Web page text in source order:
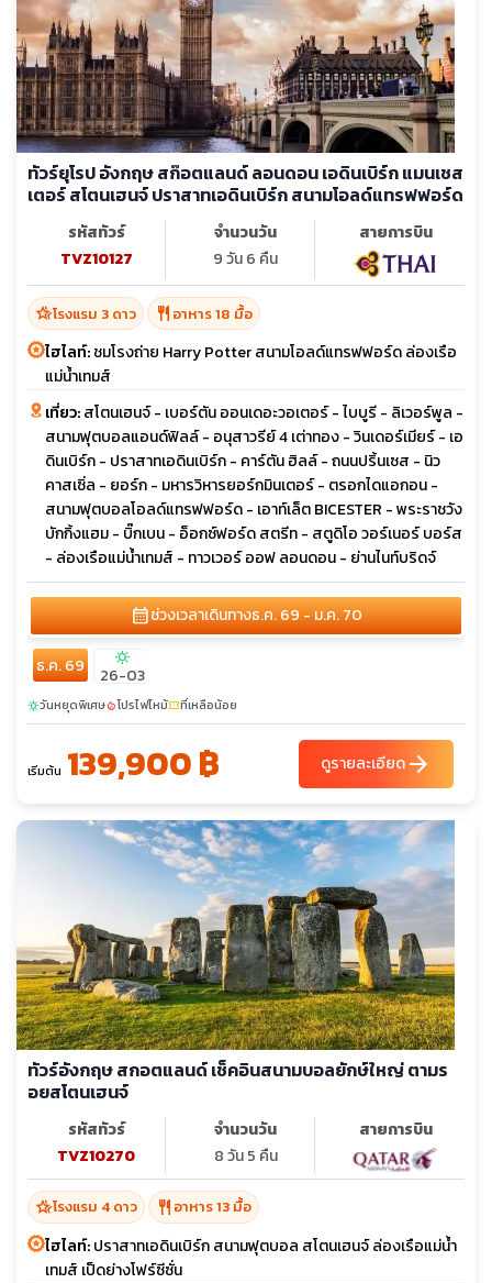
ก.ค. 70
23-02
ส.ค. 70
13-23
ก.ย. 70
17-27
ต.ค. 70
15-25
ทัวร์ยุโรป อังกฤษ สก๊อตแลนด์ ลอนดอน เอดินเบิร์ก แมนเชส
เตอร์ สโตนเฮนจ์ ปราสาทเอดินเบิร์ก สนามโอลด์แทรฟฟอร์ด
รหัสทัวร์
TVZ10127
จำนวนวัน
9 วัน 6 คืน
สายการบิน
hotel_classโรงแรม 3 ดาว restaurant อาหาร 18 มื้อ
ไฮไลท์:ชมโรงถ่าย Harry Potter สนามโอลด์แทรฟฟอร์ด ล่องเรือ
แม่น้ำเทมส์
เที่ยว:สโตนเฮนจ์ - เบอร์ตัน ออนเดอะวอเตอร์ - ไบบูรี - ลิเวอร์พูล -
สนามฟุตบอลแอนด์ฟิลล์ - อนุสาวรีย์ 4 เต่าทอง - วินเดอร์เมียร์ - เอ
ดินเบิร์ก - ปราสาทเอดินเบิร์ก - คาร์ตัน ฮิลล์ - ถนนปริ้นเซส - นิว
คาสเซิ่ล - ยอร์ก - มหารวิหารยอร์กมินเตอร์ - ตรอกไดแอกอน -
สนามฟุตบอลโอลด์แทรฟฟอร์ด - เอาท์เล็ต BICESTER - พระราชวัง
บักกิ้งแฮม - บิ๊กเบน - อ็อกซ์ฟอร์ด สตรีท - สตูดิโอ วอร์เนอร์ บอร์ส
- ล่องเรือแม่น้ำเทมส์ - ทาวเวอร์ ออฟ ลอนดอน - ย่านไนท์บริดจ์
calendar_monthช่วงเวลาเดินทางธ.ค. 69 - ม.ค. 70
ธ.ค. 69 sunny
26-03
sunnyวันหยุดพิเศษlocal_fire_departmentโปรไฟไหม้confirmation_numberที่เหลือน้อย
เริ่มต้น 139,900 ฿ ดูรายละเอียดarrow_forward
ทัวร์อังกฤษ สกอตแลนด์ เช็คอินสนามบอลยักษ์ใหญ่ ตามร
อยสโตนเฮนจ์
รหัสทัวร์
TVZ10270
จำนวนวัน
8 วัน 5 คืน
สายการบิน
hotel_classโรงแรม 4 ดาว restaurant อาหาร 13 มื้อ
ไฮไลท์:ปราสาทเอดินเบิร์ก สนามฟุตบอล สโตนเฮนจ์ ล่องเรือแม่น้ำ
เทมส์ เป็ดย่างโฟร์ซีซั่น